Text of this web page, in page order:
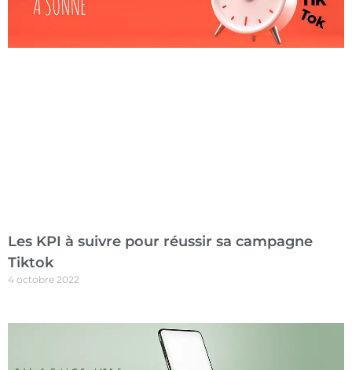
Les KPI à suivre pour réussir sa campagne
Tiktok
4 octobre 2022